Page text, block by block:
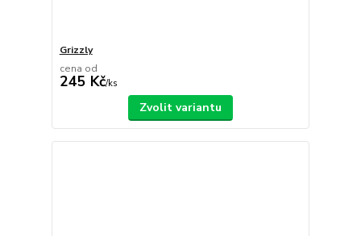
Grizzly
cena od
245 Kč/ks
Zvolit variantu